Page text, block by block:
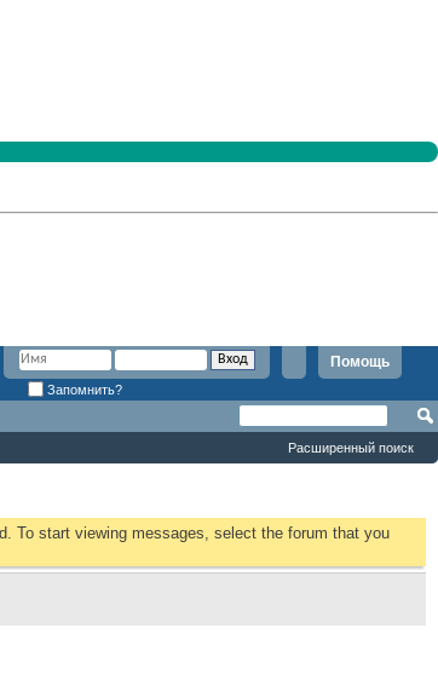
Помощь
Запомнить?
Расширенный поиск
To start viewing messages, select the forum that you